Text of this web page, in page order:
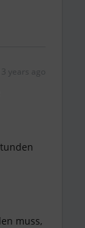
years ago
muss,